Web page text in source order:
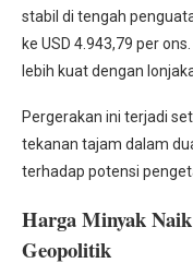
stabil di tengah
ke USD 4.943,79 per
lebih kuat dengan
Pergerakan ini terjadi
tekanan tajam dalam
terhadap potensi
Harga Minyak
Geopolitik